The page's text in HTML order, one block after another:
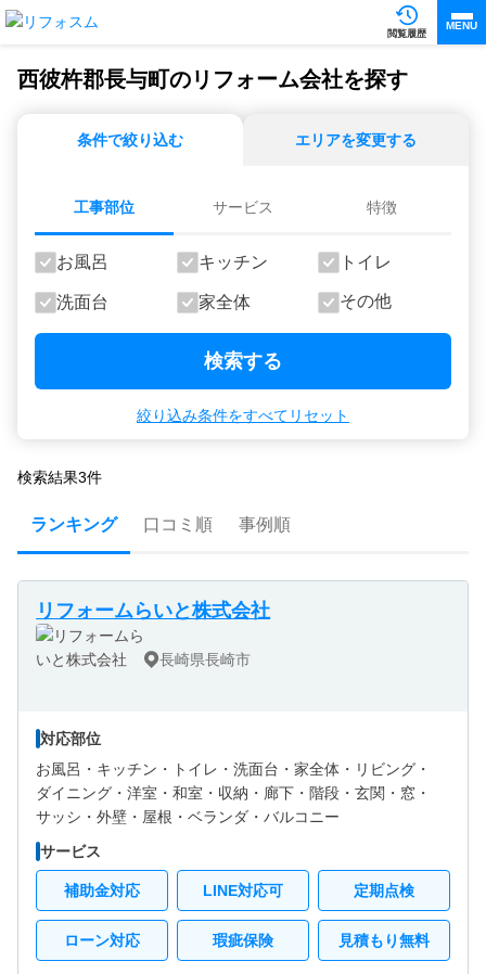
閲覧履歴
MENU
西彼杵郡長与町のリフォーム会社を探す
条件で絞り込む エリアを変更する
工事部位 サービス 特徴
お風呂 キッチン トイレ
洗面台 家全体 その他
検索する
絞り込み条件をすべてリセット
検索結果3件
ランキング 口コミ順 事例順
リフォームらいと株式会社
長崎県長崎市
対応部位
お風呂・ キッチン・ トイレ・ 洗面台・ 家全体・ リビング・
ダイニング・ 洋室・ 和室・ 収納・ 廊下・ 階段・ 玄関・ 窓・
サッシ・ 外壁・ 屋根・ ベランダ・バルコニー
サービス
補助金対応 LINE対応可 定期点検
ローン対応 瑕疵保険 見積もり無料